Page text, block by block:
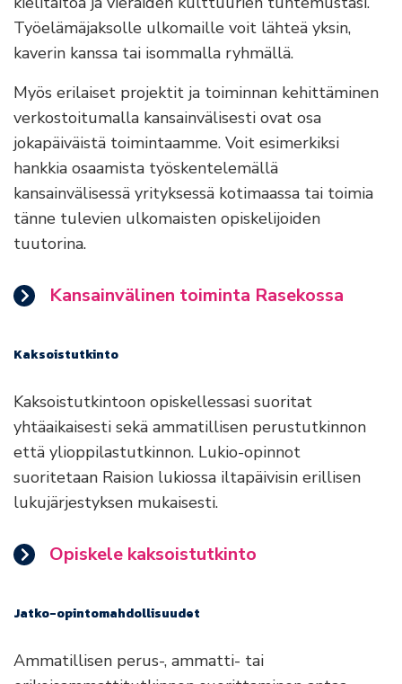
Työelämäjaksolle ulkomaille voit lähteä yksin,
kaverin kanssa tai isommalla ryhmällä.
Myös erilaiset projektit ja toiminnan kehittäminen
verkostoitumalla kansainvälisesti ovat osa
jokapäiväistä toimintaamme. Voit esimerkiksi
hankkia osaamista työskentelemällä
kansainvälisessä yrityksessä kotimaassa tai toimia
tänne tulevien ulkomaisten opiskelijoiden
tuutorina.
Kansainvälinen toiminta Rasekossa
Kaksoistutkinto
Kaksoistutkintoon opiskellessasi suoritat
yhtäaikaisesti sekä ammatillisen perustutkinnon
että ylioppilastutkinnon. Lukio-opinnot
suoritetaan Raision lukiossa iltapäivisin erillisen
lukujärjestyksen mukaisesti.
Opiskele kaksoistutkinto
Jatko-opintomahdollisuudet
Ammatillisen perus-, ammatti- tai